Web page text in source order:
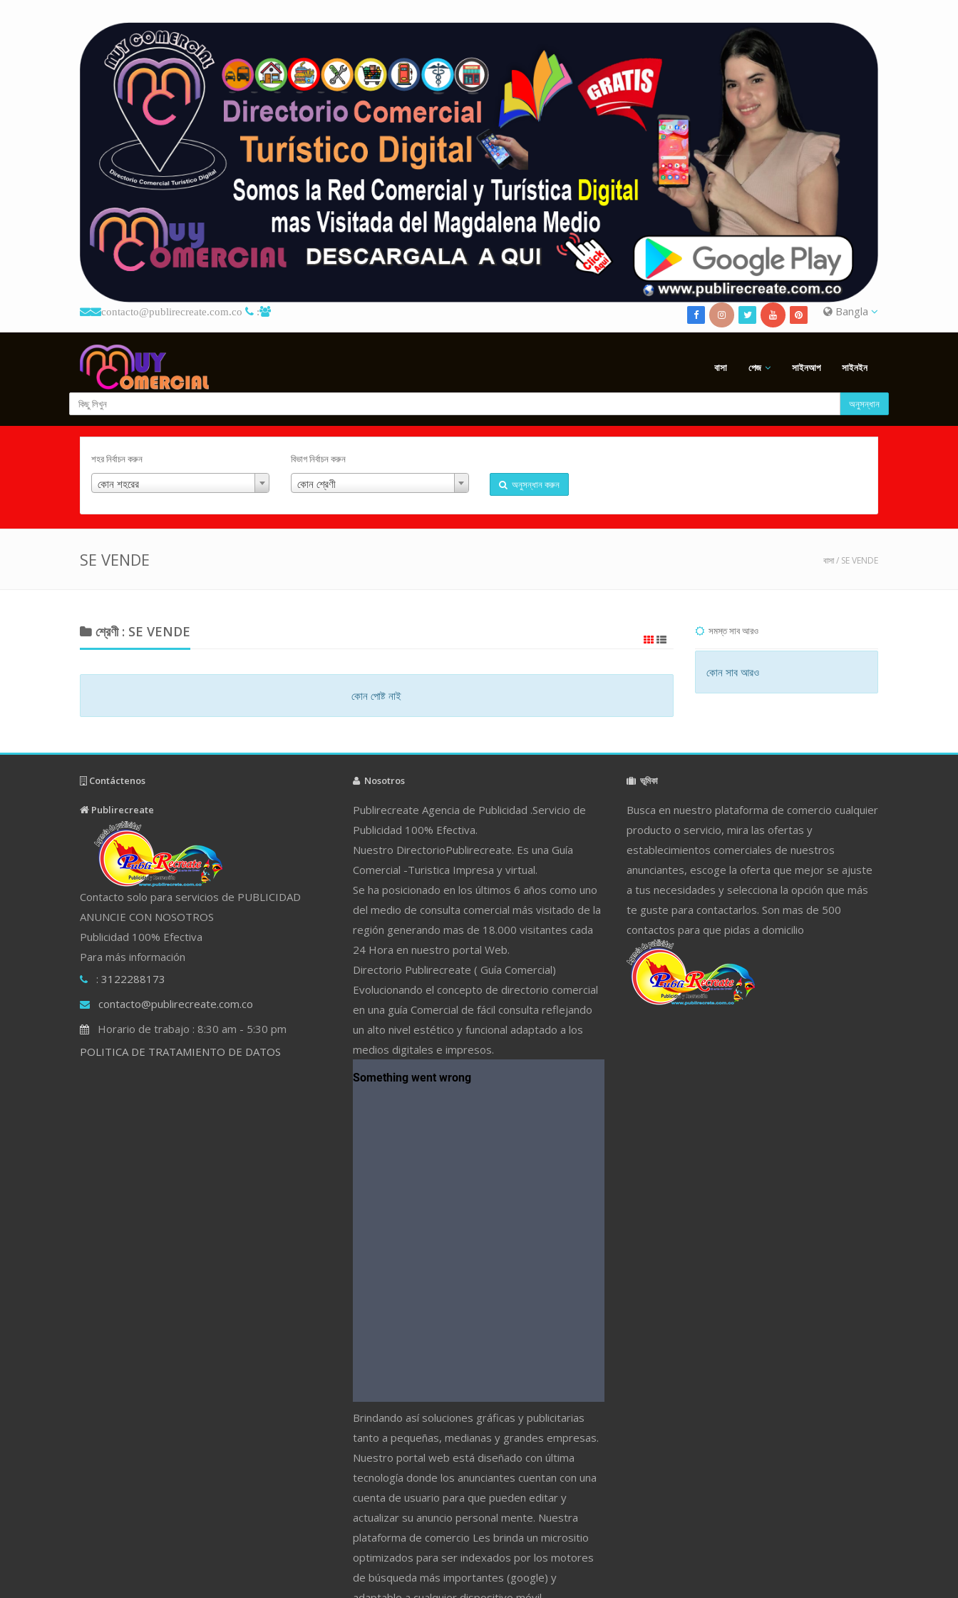
contacto@publirecreate.com.co : Bangla
বাসা পেজ সাইনআপ সাইনইন
অনুসন্ধান
শহর নির্বাচন করুন
কোন শহরের
বিভাগ নির্বাচন করুন
কোন শ্রেণী অনুসন্ধান করুন
SE VENDE বাসা/ SE VENDE
শ্রেণী : SE VENDE
কোন পোষ্ট নাই
সমস্ত সাব আরও
কোন সাব আরও
Contáctenos
Publirecreate
Contacto solo para servicios de PUBLICIDAD
ANUNCIE CON NOSOTROS
Publicidad 100% Efectiva
Para más información
: 3122288173
contacto@publirecreate.com.co
Horario de trabajo : 8:30 am - 5:30 pm
POLITICA DE TRATAMIENTO DE DATOS
Nosotros
Publirecreate Agencia de Publicidad .Servicio de
Publicidad 100% Efectiva.
Nuestro DirectorioPublirecreate. Es una Guía
Comercial -Turistica Impresa y virtual.
Se ha posicionado en los últimos 6 años como uno
del medio de consulta comercial más visitado de la
región generando mas de 18.000 visitantes cada
24 Hora en nuestro portal Web.
Directorio Publirecreate ( Guía Comercial)
Evolucionando el concepto de directorio comercial
en una guía Comercial de fácil consulta reflejando
un alto nivel estético y funcional adaptado a los
medios digitales e impresos.
Brindando así soluciones gráficas y publicitarias
tanto a pequeñas, medianas y grandes empresas.
Nuestro portal web está diseñado con última
tecnología donde los anunciantes cuentan con una
cuenta de usuario para que pueden editar y
actualizar su anuncio personal mente. Nuestra
plataforma de comercio Les brinda un micrositio
optimizados para ser indexados por los motores
de búsqueda más importantes (google) y
ভূমিকা
Busca en nuestro plataforma de comercio cualquier
producto o servicio, mira las ofertas y
establecimientos comerciales de nuestros
anunciantes, escoge la oferta que mejor se ajuste
a tus necesidades y selecciona la opción que más
te guste para contactarlos. Son mas de 500
contactos para que pidas a domicilio